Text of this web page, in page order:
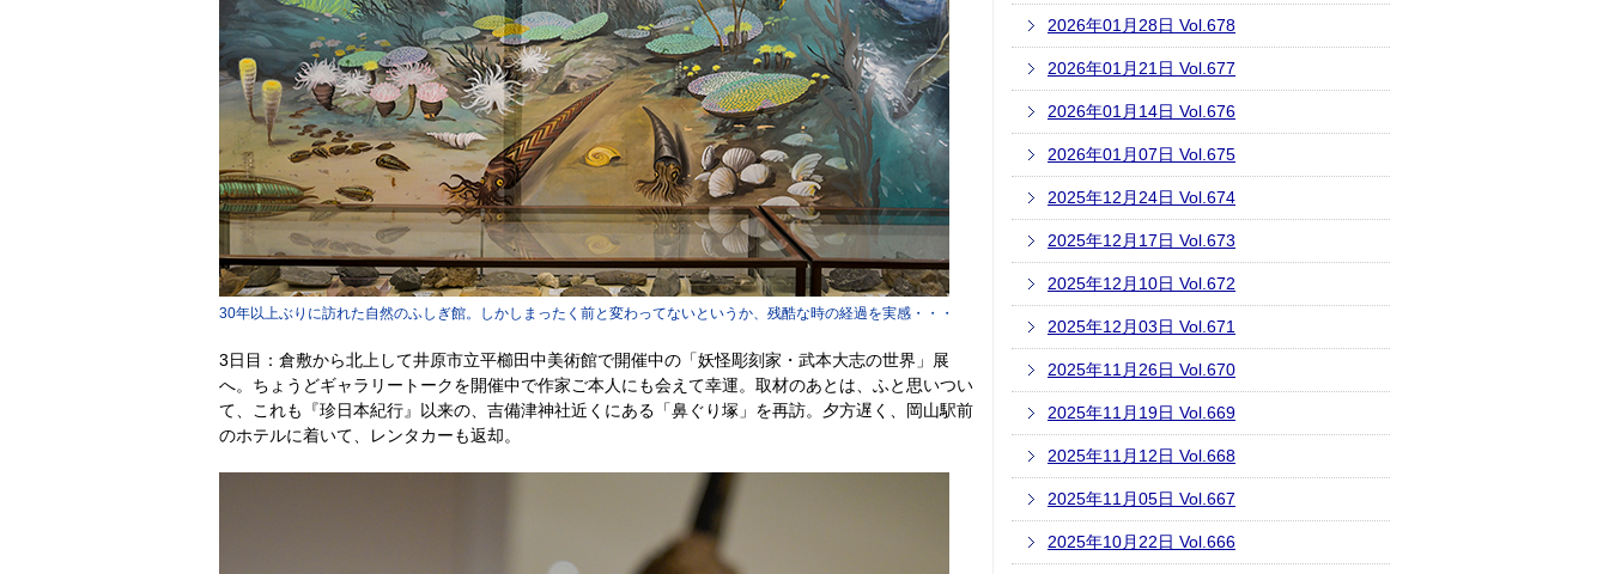
30年以上ぶりに訪れた自然のふしぎ館。しかしまったく前と変わってないというか、残酷な時の経過を実感・・・
3日目：倉敷から北上して井原市立平櫛田中美術館で開催中の「妖怪彫刻家・武本大志の世界」展
へ。ちょうどギャラリートークを開催中で作家ご本人にも会えて幸運。取材のあとは、ふと思いつい
て、これも『珍日本紀行』以来の、吉備津神社近くにある「鼻ぐり塚」を再訪。夕方遅く、岡山駅前
のホテルに着いて、レンタカーも返却。
2026年01月28日 Vol.678
2026年01月21日 Vol.677
2026年01月14日 Vol.676
2026年01月07日 Vol.675
2025年12月24日 Vol.674
2025年12月17日 Vol.673
2025年12月10日 Vol.672
2025年12月03日 Vol.671
2025年11月26日 Vol.670
2025年11月19日 Vol.669
2025年11月12日 Vol.668
2025年11月05日 Vol.667
2025年10月22日 Vol.666